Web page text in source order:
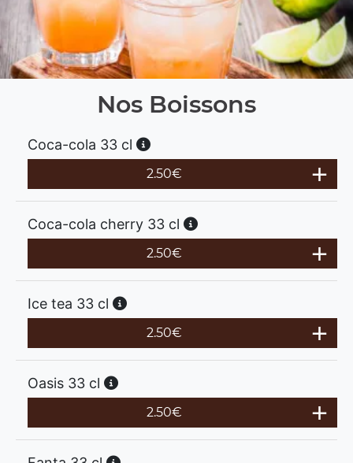
Nos Boissons
Coca-cola 33 cl
2.50€
Coca-cola cherry 33 cl
2.50€
Ice tea 33 cl
2.50€
Oasis 33 cl
2.50€